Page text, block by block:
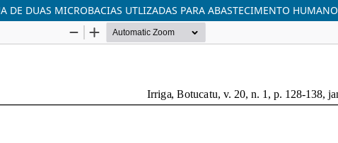
DUAS MICROBACIAS UTLIZADAS PARA ABASTECIMENTO HUMANO